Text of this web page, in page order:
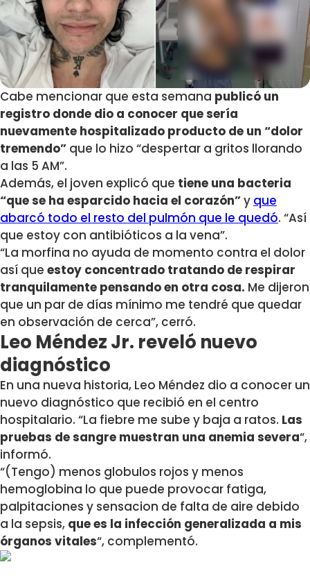
Cabe mencionar que esta semana publicó un
registro donde dio a conocer que sería
nuevamente hospitalizado producto de un “dolor
tremendo” que lo hizo “despertar a gritos llorando
a las 5 AM”.
Además, el joven explicó que tiene una bacteria
“que se ha esparcido hacia el corazón”y que
abarcó todo el resto del pulmón que le quedó. “Así
que estoy con antibióticos a la vena”.
“La morfina no ayuda de momento contra el dolor
así que estoy concentrado tratando de respirar
tranquilamente pensando en otra cosa. Me dijeron
que un par de días mínimo me tendré que quedar
en observación de cerca”, cerró.
Leo Méndez Jr. reveló nuevo
diagnóstico
En una nueva historia, Leo Méndez dio a conocer un
nuevo diagnóstico que recibió en el centro
hospitalario. “La fiebre me sube y baja a ratos. Las
pruebas de sangre muestran una anemia severa“,
informó.
“(Tengo) menos globulos rojos y menos
hemoglobina lo que puede provocar fatiga,
palpitaciones y sensacion de falta de aire debido
a la sepsis, que es la infección generalizada a mis
órganos vitales“, complementó.